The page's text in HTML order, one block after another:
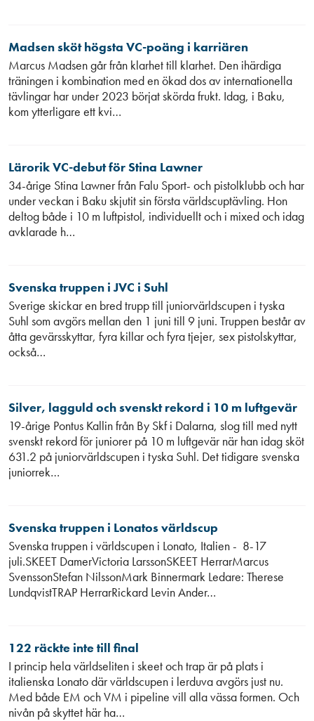
Madsen sköt högsta VC-poäng i karriären
Marcus Madsen går från klarhet till klarhet. Den ihärdiga
träningen i kombination med en ökad dos av internationella
tävlingar har under 2023 börjat skörda frukt. Idag, i Baku,
kom ytterligare ett kvi…
Lärorik VC-debut för Stina Lawner
34-årige Stina Lawner från Falu Sport- och pistolklubb och har
under veckan i Baku skjutit sin första världscuptävling. Hon
deltog både i 10 m luftpistol, individuellt och i mixed och idag
avklarade h…
Svenska truppen i JVC i Suhl
Sverige skickar en bred trupp till juniorvärldscupen i tyska
Suhl som avgörs mellan den 1 juni till 9 juni. Truppen består av
åtta gevärsskyttar, fyra killar och fyra tjejer, sex pistolskyttar,
också…
Silver, lagguld och svenskt rekord i 10 m luftgevär
19-årige Pontus Kallin från By Skf i Dalarna, slog till med nytt
svenskt rekord för juniorer på 10 m luftgevär när han idag sköt
631.2 på juniorvärldscupen i tyska Suhl. Det tidigare svenska
juniorrek…
Svenska truppen i Lonatos världscup
Svenska truppen i världscupen i Lonato, Italien - 8-17
juli.SKEET DamerVictoria LarssonSKEET HerrarMarcus
SvenssonStefan NilssonMark Binnermark Ledare: Therese
LundqvistTRAP HerrarRickard Levin Ander…
122 räckte inte till final
I princip hela världseliten i skeet och trap är på plats i
italienska Lonato där världscupen i lerduva avgörs just nu.
Med både EM och VM i pipeline vill alla vässa formen. Och
nivån på skyttet här ha…